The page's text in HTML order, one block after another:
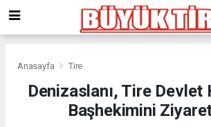
giriş
kingroyal
Anasayfa Tire
Denizaslanı, Tire Devlet
Başhekimini